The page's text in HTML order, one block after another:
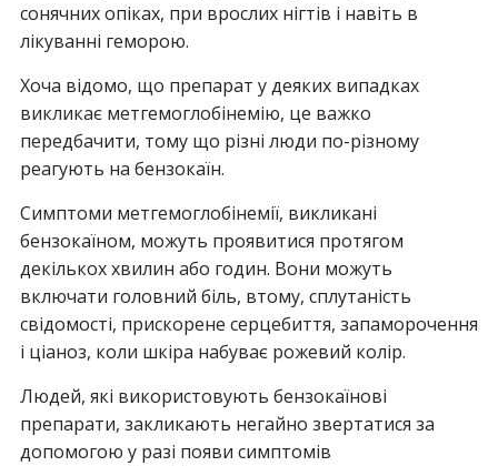
сонячних опіках, при врослих нігтів і навіть в
лікуванні геморою.
Хоча відомо, що препарат у деяких випадках
викликає метгемоглобінемію, це важко
передбачити, тому що різні люди по-різному
реагують на бензокаїн.
Симптоми метгемоглобінемії, викликані
бензокаїном, можуть проявитися протягом
декількох хвилин або годин. Вони можуть
включати головний біль, втому, сплутаність
свідомості, прискорене серцебиття, запаморочення
і ціаноз, коли шкіра набуває рожевий колір.
Людей, які використовують бензокаїнові
препарати, закликають негайно звертатися за
допомогою у разі появи симптомів